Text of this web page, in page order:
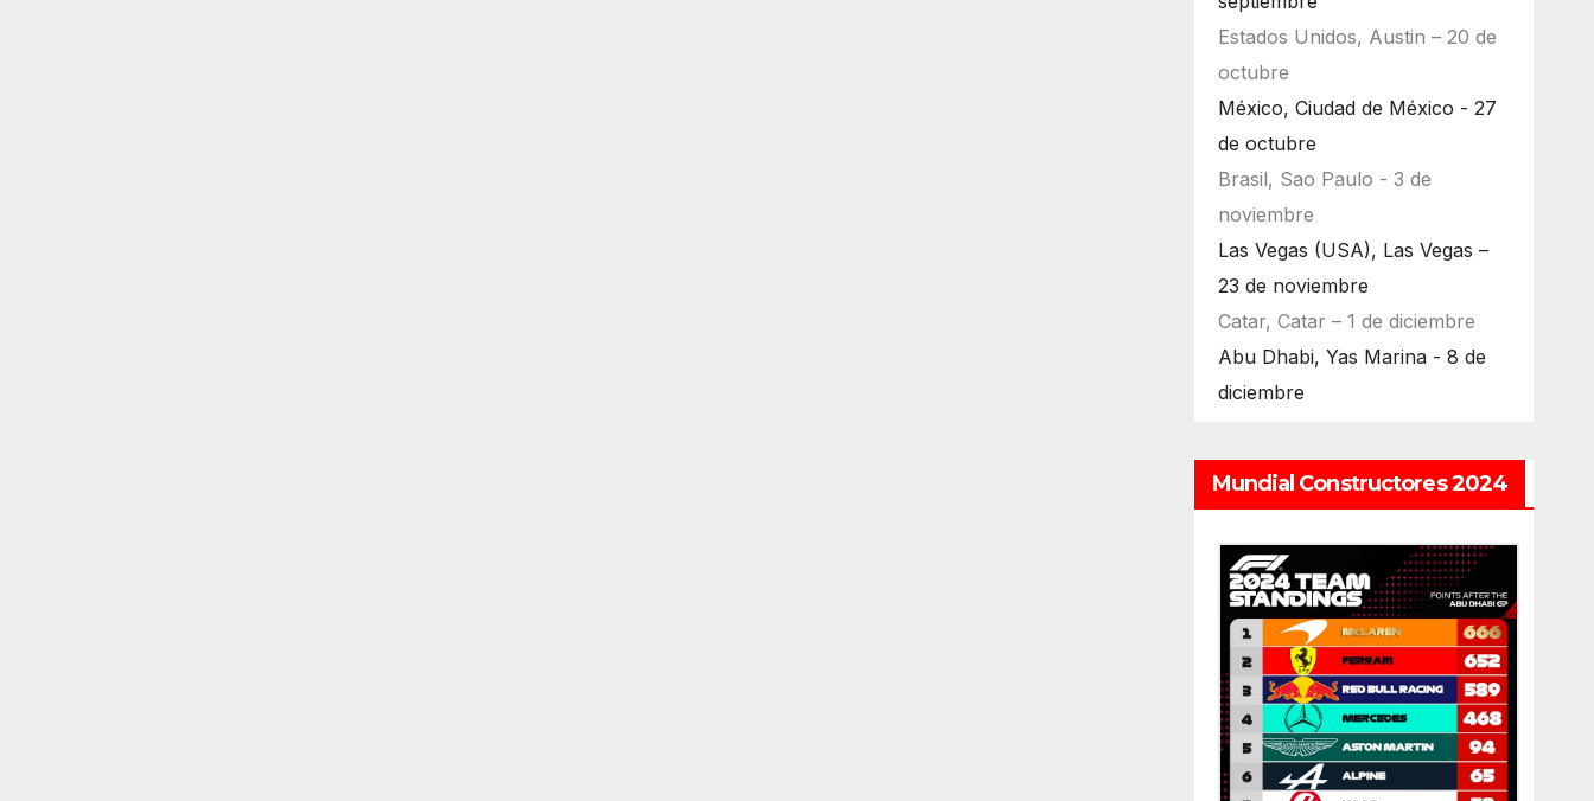
Estados Unidos, Austin – 20 de
octubre
México, Ciudad de México - 27
de octubre
Brasil, Sao Paulo - 3 de
noviembre
Las Vegas (USA), Las Vegas –
23 de noviembre
Catar, Catar – 1 de diciembre
Abu Dhabi, Yas Marina - 8 de
diciembre
Mundial Constructores 2024